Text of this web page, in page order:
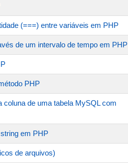
(===) entre variáveis em PHP
de um intervalo de tempo em PHP
PHP
de uma tabela MySQL com
em PHP
de arquivos)